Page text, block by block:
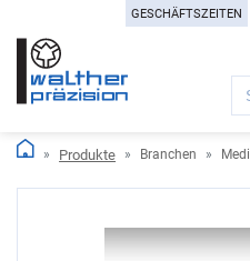
GESCHÄFTSZEITEN
Produkte Branchen